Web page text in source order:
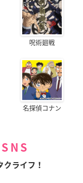
呪術廻戦
名探偵コナン
クライフ！